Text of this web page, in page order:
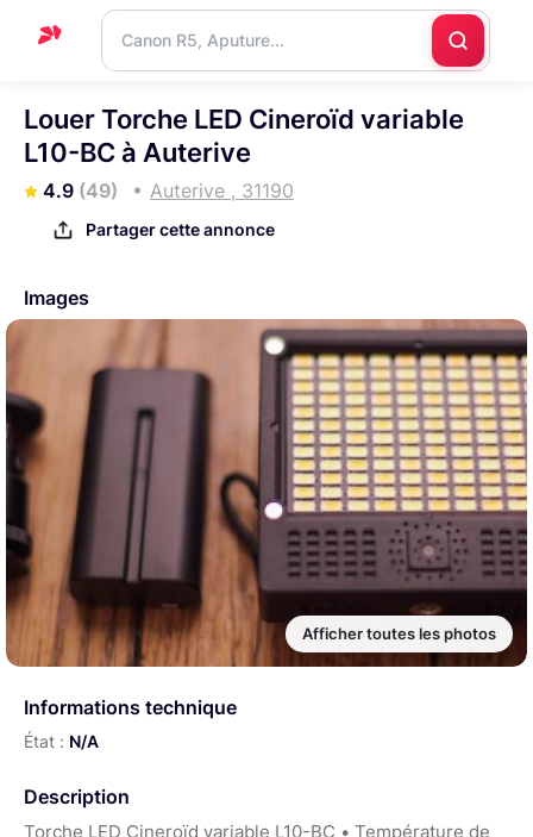
Accueil
Support
Blog
Nous
Louer Torche LED Cineroïd variable
L10-BC à Auterive
4.9 (49) Auterive , 31190
Partager cette annonce
Images
Afficher toutes les photos
Informations technique
État : N/A
Description
Torche LED Cineroïd variable L10-BC • Température de